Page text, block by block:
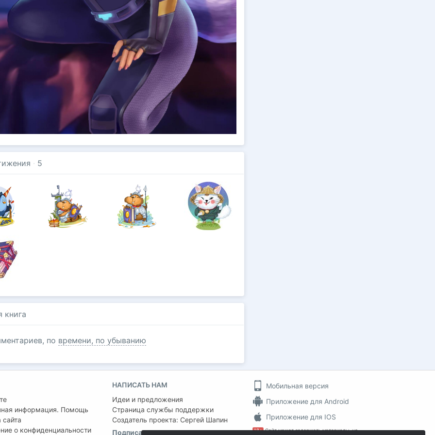
· 5
книга
по времени, по убыванию
информация. Помощь
о конфиденциальности
НАПИСАТЬ НАМ
Идеи и предложения
Страница службы поддержки
Создатель проекта: Сергей Шапин
Подписаться на нас
Мобильная версия
Приложение для Android
Приложение для IOS
18+ Сайт может содержать материалы, не